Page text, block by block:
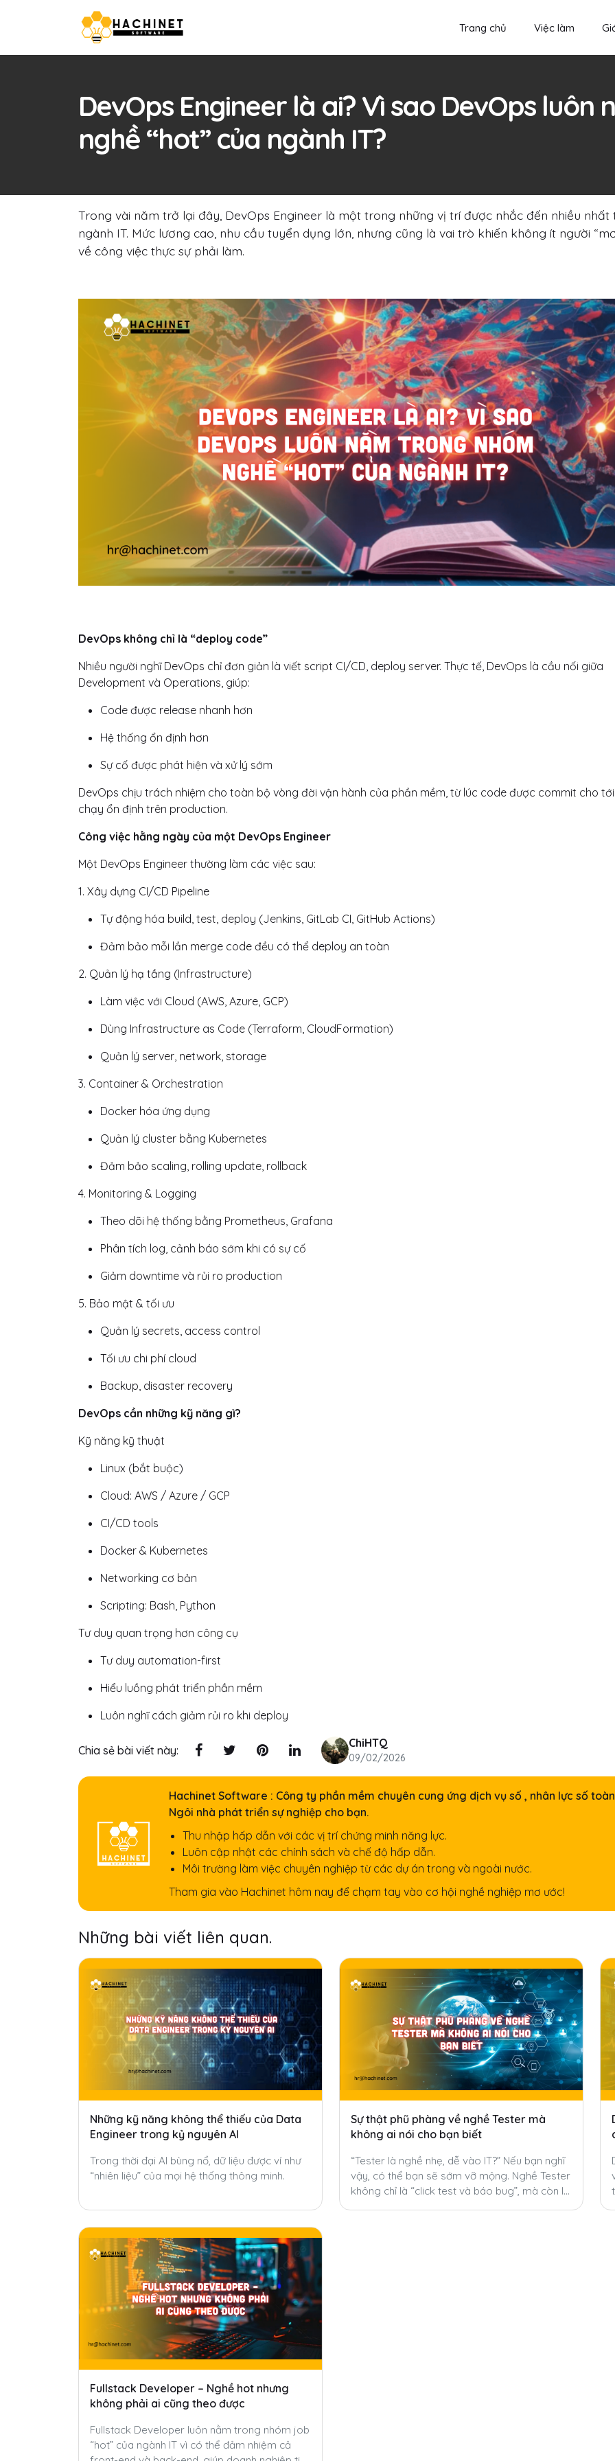
Trang chủ Việc làm
DevOps Engineer là ai? Vì sao DevOps
nghề “hot” của ngành IT?
Trong vài năm trở lại đây, DevOps Engineer là một trong những vị trí được nhắc đến nhiều nhất
ngành IT. Mức lương cao, nhu cầu tuyển dụng lớn, nhưng cũng là vai trò khiến không ít người
về công việc thực sự phải làm.
DevOps không chỉ là “deploy code”
Nhiều người nghĩ DevOps chỉ đơn giản là viết script CI/CD, deploy server. Thực tế, DevOps là cầu nối giữa
Development và Operations, giúp:
Code được release nhanh hơn
Hệ thống ổn định hơn
Sự cố được phát hiện và xử lý sớm
DevOps chịu trách nhiệm cho toàn bộ vòng đời vận hành của phần mềm, từ lúc code được commit cho
chạy ổn định trên production.
Công việc hằng ngày của một DevOps Engineer
Một DevOps Engineer thường làm các việc sau:
1. Xây dựng CI/CD Pipeline
Tự động hóa build, test, deploy (Jenkins, GitLab CI, GitHub Actions)
Đảm bảo mỗi lần merge code đều có thể deploy an toàn
2. Quản lý hạ tầng (Infrastructure)
Làm việc với Cloud (AWS, Azure, GCP)
Dùng Infrastructure as Code (Terraform, CloudFormation)
Quản lý server, network, storage
3. Container & Orchestration
Docker hóa ứng dụng
Quản lý cluster bằng Kubernetes
Đảm bảo scaling, rolling update, rollback
4. Monitoring & Logging
Theo dõi hệ thống bằng Prometheus, Grafana
Phân tích log, cảnh báo sớm khi có sự cố
Giảm downtime và rủi ro production
5. Bảo mật & tối ưu
Quản lý secrets, access control
Tối ưu chi phí cloud
Backup, disaster recovery
DevOps cần những kỹ năng gì?
Kỹ năng kỹ thuật
Linux (bắt buộc)
Cloud: AWS / Azure / GCP
CI/CD tools
Docker & Kubernetes
Networking cơ bản
Scripting: Bash, Python
Tư duy quan trọng hơn công cụ
Tư duy automation-first
Hiểu luồng phát triển phần mềm
Luôn nghĩ cách giảm rủi ro khi deploy
Chia sẻ bài viết này:
ChiHTQ
09/02/2026
Hachinet Software : Công ty phần mềm chuyên cung ứng dịch vụ số , nhân lực số
Ngôi nhà phát triển sự nghiệp cho bạn.
Thu nhập hấp dẫn với các vị trí chứng minh năng lực.
Luôn cập nhật các chính sách và chế độ hấp dẫn.
Môi trường làm việc chuyên nghiệp từ các dự án trong và ngoài nước.
Tham gia vào Hachinet hôm nay để chạm tay vào cơ hội nghề nghiệp mơ ước!
Những bài viết liên quan.
Những kỹ năng không thể thiếu của Data
Engineer trong kỷ nguyên AI
Trong thời đại AI bùng nổ, dữ liệu được ví như
“nhiên liệu” của mọi hệ thống thông minh.
Sự thật phũ phàng về nghề Tester mà
không ai nói cho bạn biết
“Tester là nghề nhẹ, dễ vào IT?” Nếu bạn nghĩ
vậy, có thể bạn sẽ sớm vỡ mộng. Nghề Tester
không chỉ là “click test và báo bug”, mà còn là
Fullstack Developer – Nghề hot nhưng
không phải ai cũng theo được
Fullstack Developer luôn nằm trong nhóm job
“hot” của ngành IT vì có thể đảm nhiệm cả